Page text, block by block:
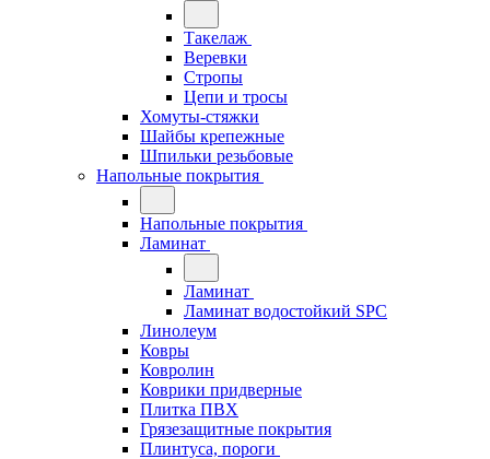
Такелаж
Веревки
Стропы
Цепи и тросы
Хомуты-стяжки
Шайбы крепежные
Шпильки резьбовые
Напольные покрытия
Напольные покрытия
Ламинат
Ламинат
Ламинат водостойкий SPC
Линолеум
Ковры
Ковролин
Коврики придверные
Плитка ПВХ
Грязезащитные покрытия
Плинтуса, пороги